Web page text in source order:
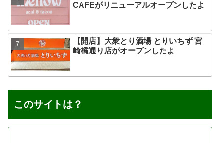
CAFEがリニューアルオープンしたよ
【開店】大衆とり酒場 とりいちず 宮
崎橘通り店がオープンしたよ
このサイトは？